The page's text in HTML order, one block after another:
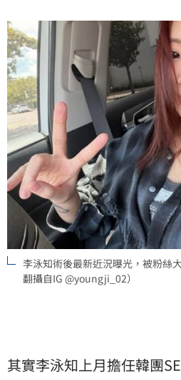
李泳知術後最新近況曝光，被粉絲
翻攝自IG @youngji_02）
其實李泳知上月擔任韓團